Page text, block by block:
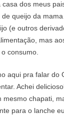
dos meus
de queijo da
(e outros
mas
consumo.
aqui pra falar do
Achei
chapati,
para o lanche